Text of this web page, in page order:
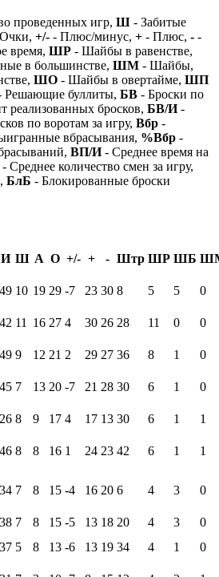
проведенных игр, Ш - Забитые
+/- - Плюс/минус, + - Плюс, - -
время, ШР - Шайбы в равенстве,
в большинстве, ШМ - Шайбы,
ШО - Шайбы в овертайме, ШП
Решающие буллиты, БВ - Броски по
реализованных бросков, БВ/И-
по воротам за игру, Вбр -
вбрасывания, %Вбр -
ВП/И- Среднее время на
- Среднее количество смен за игру,
БлБ - Блокированные броски
И Ш А О +/- + - Штр ШР ШБ
49 10 19 29 -7 23 30 8 5 5
0
42 11 16 27 4 30 26 28 11 0
0
49 9 12 21 2 29 27 36 8 1
0
45 7 13 20 -7 21 28 30 6 1
0
26 8 9 17 4 17 13 30 6 1
1
46 8 8 16 1 24 23 42 6 1
1
34 7 8 15 -4 16 20 6 4 3 0
38 7 8 15 -5 13 18 20 4 3
0
37 5 8 13 -6 13 19 34 4 1
0